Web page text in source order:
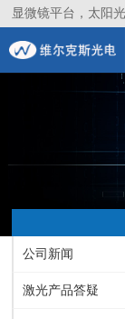
显微镜平台，太阳
谱仪，生物激光器
公司新闻
激光产品答疑